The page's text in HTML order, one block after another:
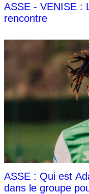
ASSE - VENISE :
rencontre
ASSE : Qui est
dans le groupe